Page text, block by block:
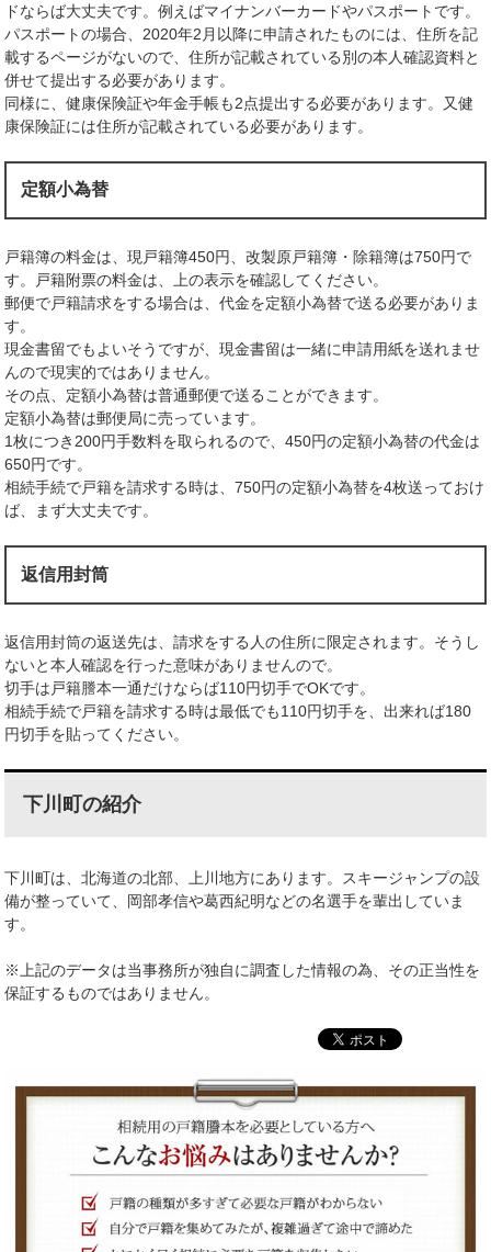
ドならば大丈夫です。例えばマイナンバーカードやパスポートです。
パスポートの場合、2020年2月以降に申請されたものには、住所を記
載するページがないので、住所が記載されている別の本人確認資料と
併せて提出する必要があります。
同様に、健康保険証や年金手帳も2点提出する必要があります。又健
康保険証には住所が記載されている必要があります。
定額小為替
戸籍簿の料金は、現戸籍簿450円、改製原戸籍簿・除籍簿は750円で
す。戸籍附票の料金は、上の表示を確認してください。
郵便で戸籍請求をする場合は、代金を定額小為替で送る必要がありま
す。
現金書留でもよいそうですが、現金書留は一緒に申請用紙を送れませ
んので現実的ではありません。
その点、定額小為替は普通郵便で送ることができます。
定額小為替は郵便局に売っています。
1枚につき200円手数料を取られるので、450円の定額小為替の代金は
650円です。
相続手続で戸籍を請求する時は、750円の定額小為替を4枚送っておけ
ば、まず大丈夫です。
返信用封筒
返信用封筒の返送先は、請求をする人の住所に限定されます。そうし
ないと本人確認を行った意味がありませんので。
切手は戸籍謄本一通だけならば110円切手でOKです。
相続手続で戸籍を請求する時は最低でも110円切手を、出来れば180
円切手を貼ってください。
下川町の紹介
下川町は、北海道の北部、上川地方にあります。スキージャンプの設
備が整っていて、岡部孝信や葛西紀明などの名選手を輩出していま
す。
※上記のデータは当事務所が独自に調査した情報の為、その正当性を
保証するものではありません。